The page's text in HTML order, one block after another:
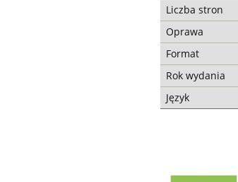
Liczba stron
Oprawa
Format
Rok wydania
Język